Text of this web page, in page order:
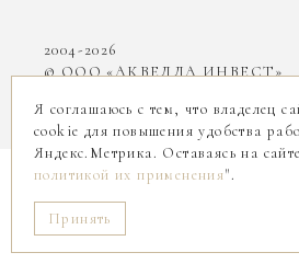
2004-2026
© ООО «АКВЕЛЛА ИНВЕСТ»
Я соглашаюсь с тем, что владелец
cookie для повышения удобства
Яндекс.Метрика. Оставаясь на
политикой их применения".
Принять